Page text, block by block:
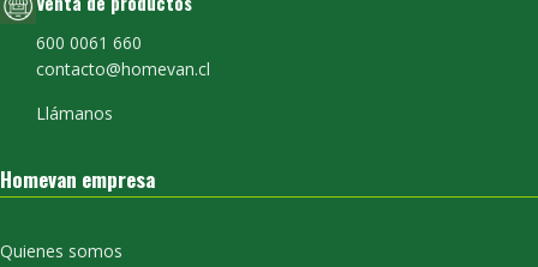
600 0061 660
contacto@homevan.cl
Llámanos
Homevan empresa
Quienes somos